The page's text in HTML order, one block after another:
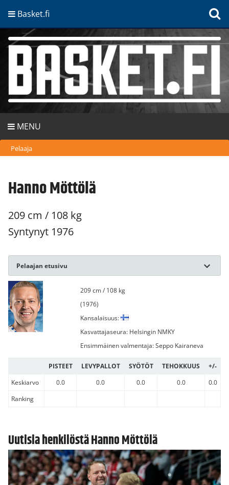
Basket.fi
MENU
Pelaaja
Hanno Möttölä
209 cm / 108 kg
Syntynyt 1976
Pelaajan etusivu
209 cm / 108 kg
(1976)
Kansalaisuus:
Kasvattajaseura: Helsingin NMKY
Ensimmäinen valmentaja: Seppo Kairaneva
PISTEET LEVYPALLOT SYÖTÖT TEHOKKUUS
+/-
Keskiarvo
0.0 0.0 0.0 0.0
0.0
Ranking
Uutisia henkilöstä Hanno Möttölä